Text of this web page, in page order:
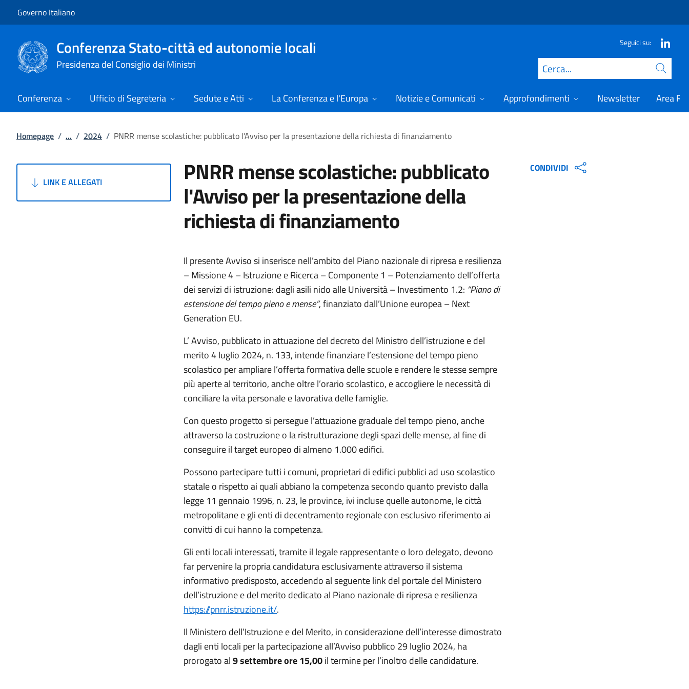
Governo Italiano
Conferenza Stato-città ed autonomie locali
Presidenza del Consiglio dei Ministri
Seguici su:
Cerca
Conferenza Ufficio di Segreteria Sedute e Atti La Conferenza e l'Europa Notizie e Comunicati Approfondimenti Newsletter Area
Homepage / ... / 2024 / PNRR mense scolastiche: pubblicato l'Avviso per la presentazione della richiesta di finanziamento
LINK E ALLEGATI PNRR mense scolastiche: pubblicato
l'Avviso per la presentazione della
richiesta di finanziamento
Il presente Avviso si inserisce nell’ambito del Piano nazionale di ripresa e resilienza
– Missione 4 – Istruzione e Ricerca – Componente 1 – Potenziamento dell’offerta
dei servizi di istruzione: dagli asili nido alle Università – Investimento 1.2: “Piano di
estensione del tempo pieno e mense”, finanziato dall’Unione europea – Next
Generation EU.
L’ Avviso, pubblicato in attuazione del decreto del Ministro dell’istruzione e del
merito 4 luglio 2024, n. 133, intende finanziare l’estensione del tempo pieno
scolastico per ampliare l’offerta formativa delle scuole e rendere le stesse sempre
più aperte al territorio, anche oltre l’orario scolastico, e accogliere le necessità di
conciliare la vita personale e lavorativa delle famiglie.
Con questo progetto si persegue l’attuazione graduale del tempo pieno, anche
attraverso la costruzione o la ristrutturazione degli spazi delle mense, al fine di
conseguire il target europeo di almeno 1.000 edifici.
Possono partecipare tutti i comuni, proprietari di edifici pubblici ad uso scolastico
statale o rispetto ai quali abbiano la competenza secondo quanto previsto dalla
legge 11 gennaio 1996, n. 23, le province, ivi incluse quelle autonome, le città
metropolitane e gli enti di decentramento regionale con esclusivo riferimento ai
convitti di cui hanno la competenza.
Gli enti locali interessati, tramite il legale rappresentante o loro delegato, devono
far pervenire la propria candidatura esclusivamente attraverso il sistema
informativo predisposto, accedendo al seguente link del portale del Ministero
dell’istruzione e del merito dedicato al Piano nazionale di ripresa e resilienza
https://pnrr.istruzione.it/.
Il Ministero dell’Istruzione e del Merito, in considerazione dell’interesse dimostrato
dagli enti locali per la partecipazione all’Avviso pubblico 29 luglio 2024, ha
prorogato al9 settembre ore 15,00il termine per l’inoltro delle candidature.
CONDIVIDI